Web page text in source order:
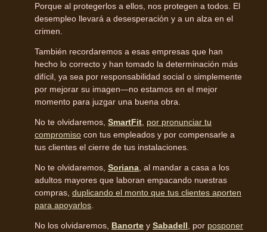
Porque al protegerlos a ellos, nos protegen a todos. El
desempleo llevará a desesperación y a un alza en el
crimen.
También recordaremos a esas empresas que han
hecho lo correcto y han tomado la determinación más
difícil, ya sea por responsabilidad social o simplemente
por mejorar su imagen—no estamos en el mejor
momento para juzgar una buena obra.
No te olvidaremos, SmartFit por pronunciar tu
compromiso con tus empleados y por compensarle a
tus clientes el cierre de tus instalaciones.
No te olvidaremos, Soriana , al mandar a casa a los
adultos mayores que laboran empacando nuestras
compras, duplicando el monto que tus clientes aporten
para apoyarlos
No los olvidaremos, Banorte y Sabadell , por posponer